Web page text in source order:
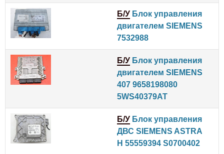
Б/У Блок управления
двигателем SIEMENS
7532988
Б/У Блок управления
двигателем SIEMENS
407 9658198080
5WS40379AT
Б/У Блок управления
ДВС SIEMENS ASTRA
H 55559394 S0700402